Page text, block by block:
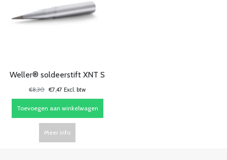
Weller® soldeerstift XNT S
€8,30 €7,47 Excl. btw
Toevoegen aan winkelwagen
Meer info